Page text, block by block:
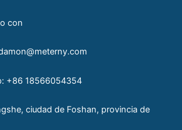
con
+86 18566054354
ciudad de Foshan, provincia de